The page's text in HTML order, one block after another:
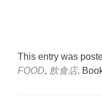
This entry was
FOOD, 飲食店.